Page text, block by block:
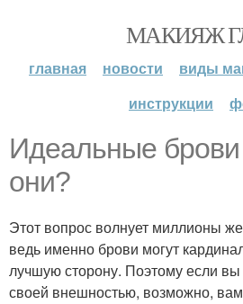
МАКИЯЖ
главная новости виды
инструкции
Идеальные брови
они?
Этот вопрос волнует миллионы
ведь именно брови могут
лучшую сторону. Поэтому если
своей внешностью, возможно, вам